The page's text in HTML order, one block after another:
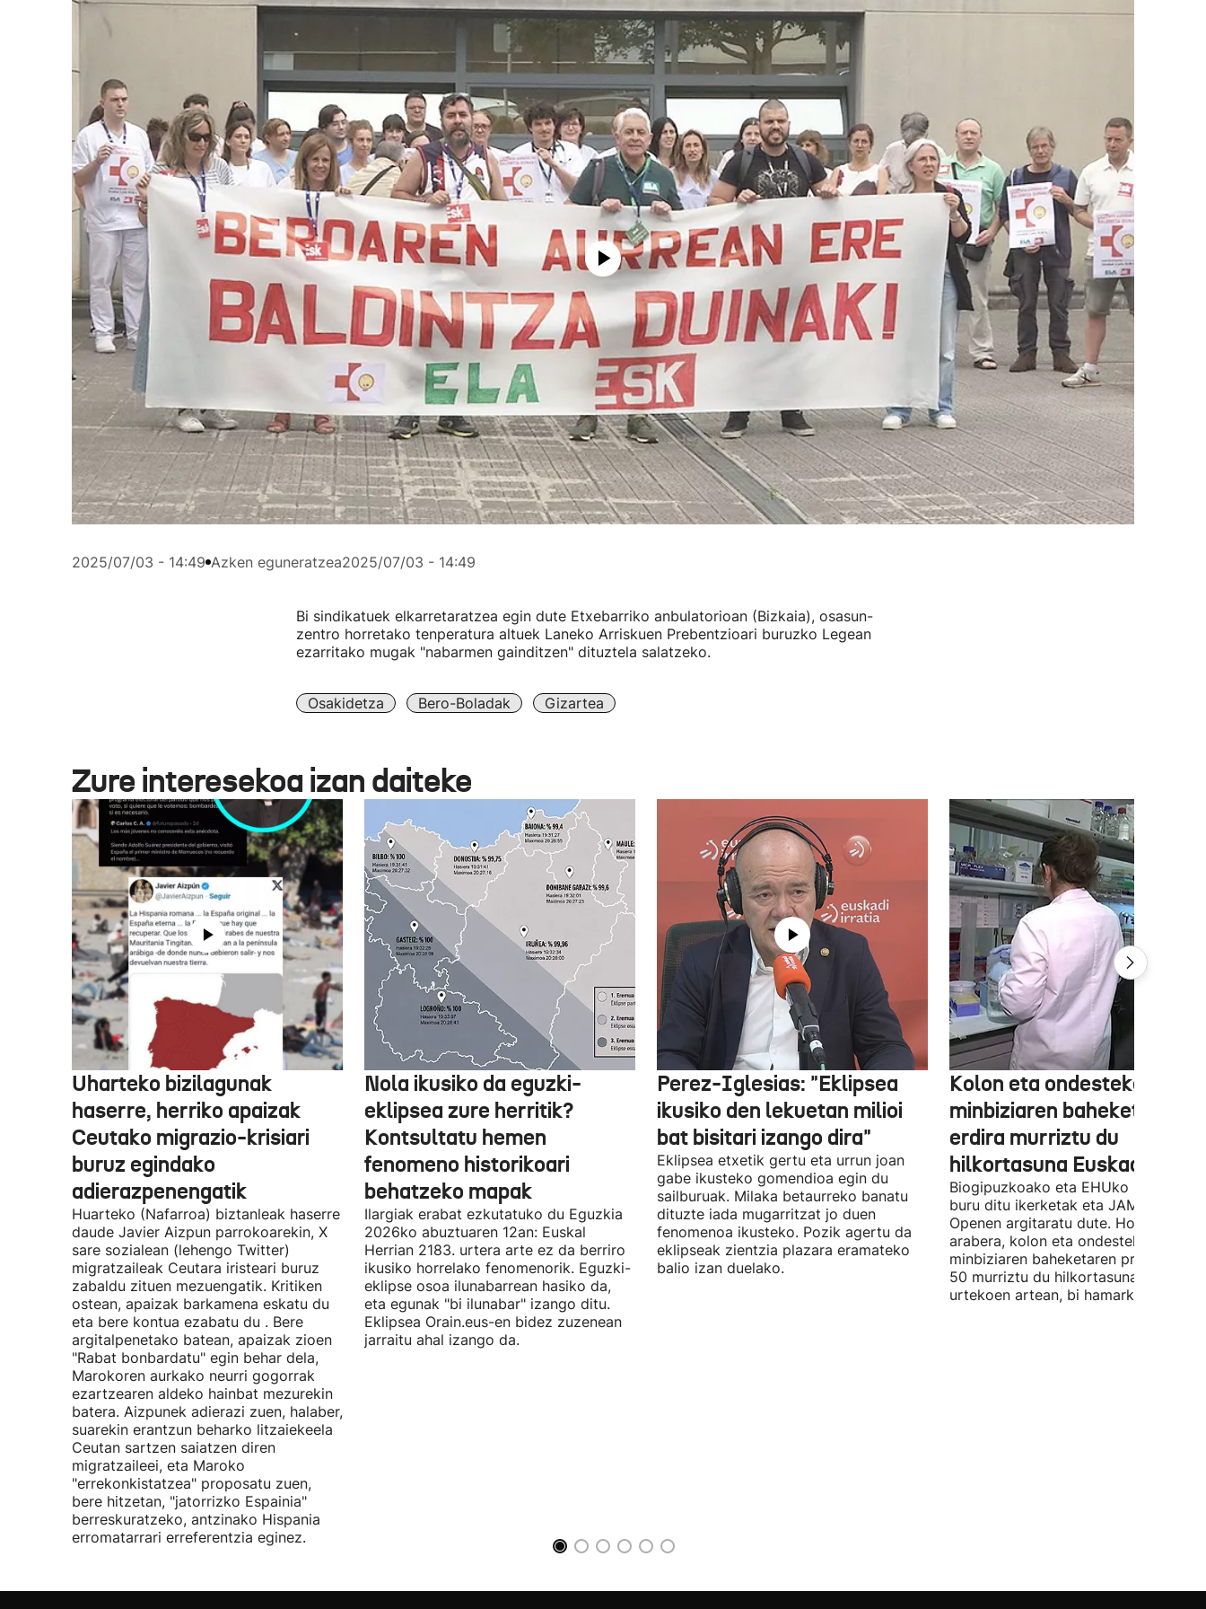
2025/07/03 - 14:49 Azken eguneratzea2025/07/03 - 14:49
Bi sindikatuek elkarretaratzea egin dute Etxebarriko anbulatorioan (Bizkaia), osasun-
zentro horretako tenperatura altuek Laneko Arriskuen Prebentzioari buruzko Legean
ezarritako mugak "nabarmen gainditzen" dituztela salatzeko.
Osakidetza Bero-Boladak Gizartea
Zure interesekoa izan daiteke
Uharteko bizilagunak
haserre, herriko apaizak
Ceutako migrazio-krisiari
buruz egindako
adierazpenengatik
Huarteko (Nafarroa) biztanleak haserre
daude Javier Aizpun parrokoarekin, X
sare sozialean (lehengo Twitter)
migratzaileak Ceutara iristeari buruz
zabaldu zituen mezuengatik. Kritiken
ostean, apaizak barkamena eskatu du
eta bere kontua ezabatu du . Bere
argitalpenetako batean, apaizak zioen
"Rabat bonbardatu" egin behar dela,
Marokoren aurkako neurri gogorrak
ezartzearen aldeko hainbat mezurekin
batera. Aizpunek adierazi zuen, halaber,
suarekin erantzun beharko litzaiekeela
Ceutan sartzen saiatzen diren
migratzaileei, eta Maroko
"errekonkistatzea" proposatu zuen,
bere hitzetan, "jatorrizko Espainia"
berreskuratzeko, antzinako Hispania
erromatarrari erreferentzia eginez.
Nola ikusiko da eguzki-
eklipsea zure herritik?
Kontsultatu hemen
fenomeno historikoari
behatzeko mapak
Ilargiak erabat ezkutatuko du Eguzkia
2026ko abuztuaren 12an: Euskal
Herrian 2183. urtera arte ez da berriro
ikusiko horrelako fenomenorik. Eguzki-
eklipse osoa ilunabarrean hasiko da,
eta egunak "bi ilunabar" izango ditu.
Eklipsea Orain.eus-en bidez zuzenean
jarraitu ahal izango da.
Perez-Iglesias: "Eklipsea
ikusiko den lekuetan milioi
bat bisitari izango dira"
Eklipsea etxetik gertu eta urrun joan
gabe ikusteko gomendioa egin du
sailburuak. Milaka betaurreko banatu
dituzte iada mugarritzat jo duen
fenomenoa ikusteko. Pozik agertu da
eklipseak zientzia plazara eramateko
balio izan duelako.
Kolon eta ondesteko
minbiziaren baheketak
erdira murriztu du
hilkortasuna Euskadin
Biogipuzkoako eta EHUko
buru ditu ikerketak eta JAMA
Openen argitaratu dute. Horren
arabera, kolon eta ondesteko
minbiziaren baheketaren programak
50 murriztu du hilkortasuna 50 eta
urtekoen artean, bi hamarkadatan.